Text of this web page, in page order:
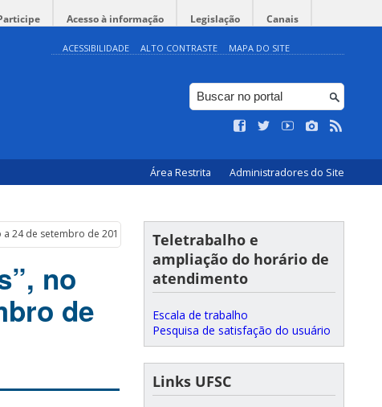
Acesso à informação Legislação Canais
ACESSIBILIDADE ALTO CONTRASTE MAPA DO SITE
Área Restrita Administradores do Site
24 de setembro de 2015
no
de
Teletrabalho e
ampliação do horário de
atendimento
Escala de trabalho
Pesquisa de satisfação do usuário
Links UFSC